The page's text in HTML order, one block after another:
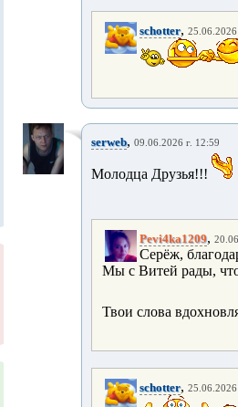
schotter,
serweb, 09.06.2026 г. 12:59
Молодца Друзья!!!
Pevi4ka1209,
Серёж,
Мы с Витей рады,
Твои слова
schotter,